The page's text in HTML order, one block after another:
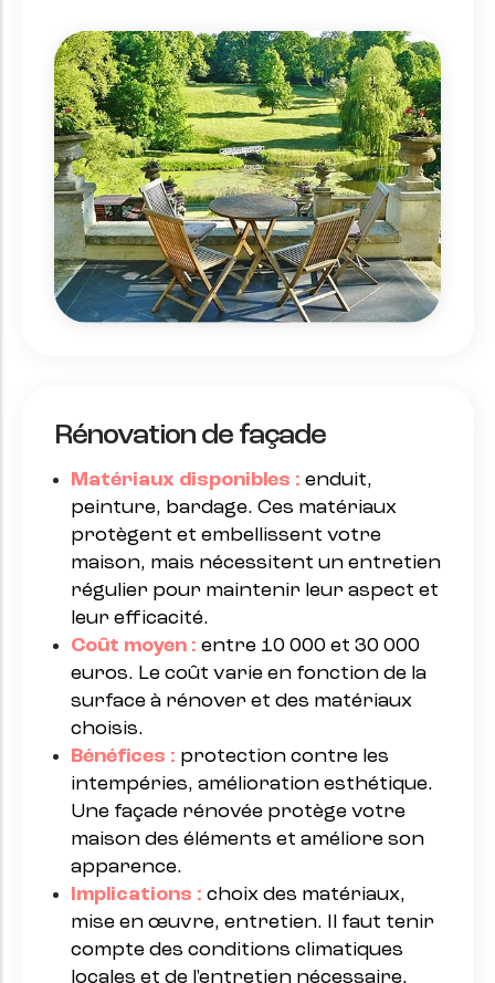
Rénovation de façade
Matériaux disponibles : enduit,
peinture, bardage. Ces matériaux
protègent et embellissent votre
maison, mais nécessitent un entretien
régulier pour maintenir leur aspect et
leur efficacité.
Coût moyen : entre 10 000 et 30 000
euros. Le coût varie en fonction de la
surface à rénover et des matériaux
choisis.
Bénéfices : protection contre les
intempéries, amélioration esthétique.
Une façade rénovée protège votre
maison des éléments et améliore son
apparence.
Implications : choix des matériaux,
mise en œuvre, entretien. Il faut tenir
compte des conditions climatiques
locales et de l'entretien nécessaire.